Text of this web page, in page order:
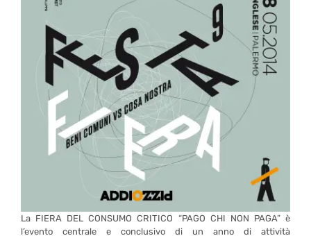
La FIERA DEL CONSUMO CRITICO “PAGO CHI NON PAGA” è
l’evento centrale e conclusivo di un anno di attività